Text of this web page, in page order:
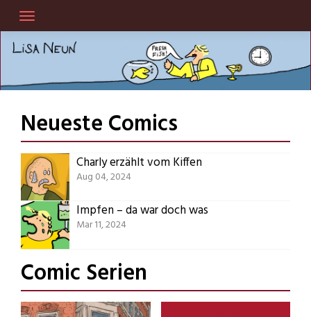
to
content
Neueste Comics
Charly erzählt vom Kiffen
Aug 04, 2024
Impfen – da war doch was
Mar 11, 2024
Comic Serien